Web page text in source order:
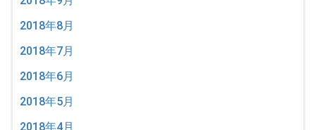
2018年8月
2018年7月
2018年6月
2018年5月
2018年4月